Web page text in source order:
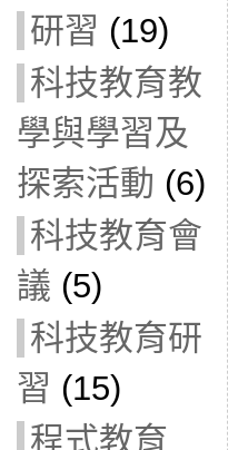
研習 (19)
科技教育教
學與學習及
探索活動 (6)
科技教育會
議 (5)
科技教育研
習 (15)
程式教育